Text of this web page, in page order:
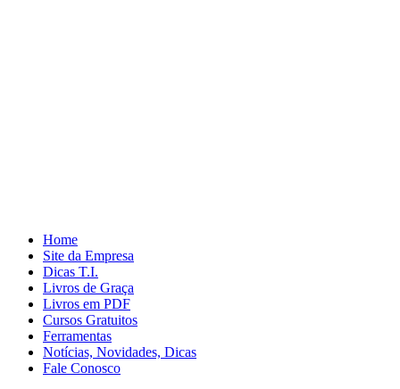
Home
Site da Empresa
Dicas T.I.
Livros de Graça
Livros em PDF
Cursos Gratuitos
Ferramentas
Notícias, Novidades, Dicas
Fale Conosco